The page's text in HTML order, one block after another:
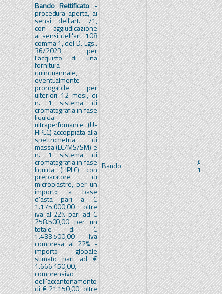
Bando Rettificato -
procedura aperta, ai
sensi dell'art. 71,
con aggiudicazione
ai sensi dell'art. 108
comma 1, del D. Lgs..
36/2023, per
l'acquisto di una
fornitura
quinquennale,
eventualmente
prorogabile per
ulteriori 12 mesi, di
n. 1 sistema di
cromatografia in fase
liquida
ultraperfomance (U-
HPLC) accoppiata alla
spettrometria di
massa (LC/MS/SM) e
n. 1 sistema di
cromatografia in fase
liquida (HPLC) con
preparatore di
micropiastre, per un
importo a base
d'asta pari a €
1.175.000,00 oltre
iva al 22% pari ad €
258.500,00 per un
totale di €
1.433.500,00 iva
compresa al 22% -
importo globale
stimato pari ad €
1.666.150,00,
comprensivo
dell'accantonamento
di € 21.150,00, oltre
Bando A.S.L.
1